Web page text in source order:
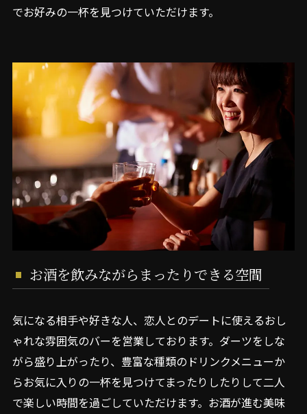
でお好みの一杯を見つけていただけます。
お酒を飲みながらまったりできる空間
気になる相手や好きな人、恋人とのデートに使えるおし
ゃれな雰囲気のバーを営業しております。ダーツをしな
がら盛り上がったり、豊富な種類のドリンクメニューか
らお気に入りの一杯を見つけてまったりしたりして二人
で楽しい時間を過ごしていただけます。お酒が進む美味